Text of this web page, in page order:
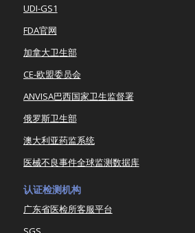
UDI-GS1
FDA官网
加拿大卫生部
CE-欧盟委员会
ANVISA巴西国家卫生监督署
俄罗斯卫生部
澳大利亚药监系统
医械不良事件全球监测数据库
认证检测机构
广东省医检所客服平台